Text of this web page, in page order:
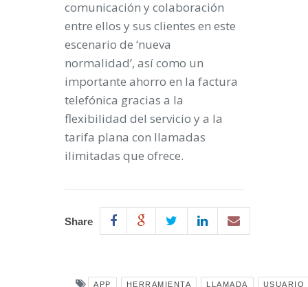
comunicación y colaboración
entre ellos y sus clientes en este
escenario de ‘nueva
normalidad’, así como un
importante ahorro en la factura
telefónica gracias a la
flexibilidad del servicio y a la
tarifa plana con llamadas
ilimitadas que ofrece.
Share
APP HERRAMIENTA LLAMADA
USUARIO